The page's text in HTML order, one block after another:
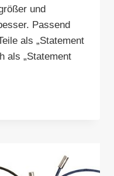
und
Passend
als „Statement
als „Statement